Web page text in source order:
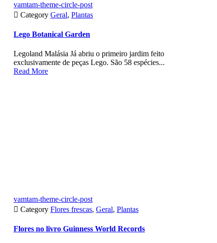
vamtam-theme-circle-post
 Category Geral, Plantas
Lego Botanical Garden
Legoland Malásia Já abriu o primeiro jardim feito
exclusivamente de peças Lego. São 58 espécies...
Read More
vamtam-theme-circle-post
 Category Flores frescas, Geral, Plantas
Flores no livro Guinness World Records